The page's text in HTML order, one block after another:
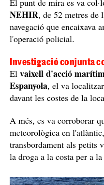
El punt de mira es va
NEHIR, de 52 metres de
navegació que encaixava
l'operació policial.
Investigació conjunta
El vaixell d'acció
Espanyola, el va
davant les costes de la
A més, es va corroborar
meteorològica en
transbordament als petits
la droga a la costa per a